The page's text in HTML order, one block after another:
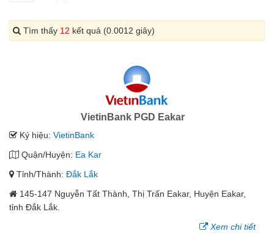
Tìm thấy 12 kết quả (0.0012 giây)
VietinBank PGD Eakar
Ký hiệu: VietinBank
Quận/Huyện: Ea Kar
Tỉnh/Thành: Đắk Lắk
145-147 Nguyễn Tất Thành, Thị Trấn Eakar, Huyện Eakar,
tỉnh Đắk Lắk.
Xem chi tiết